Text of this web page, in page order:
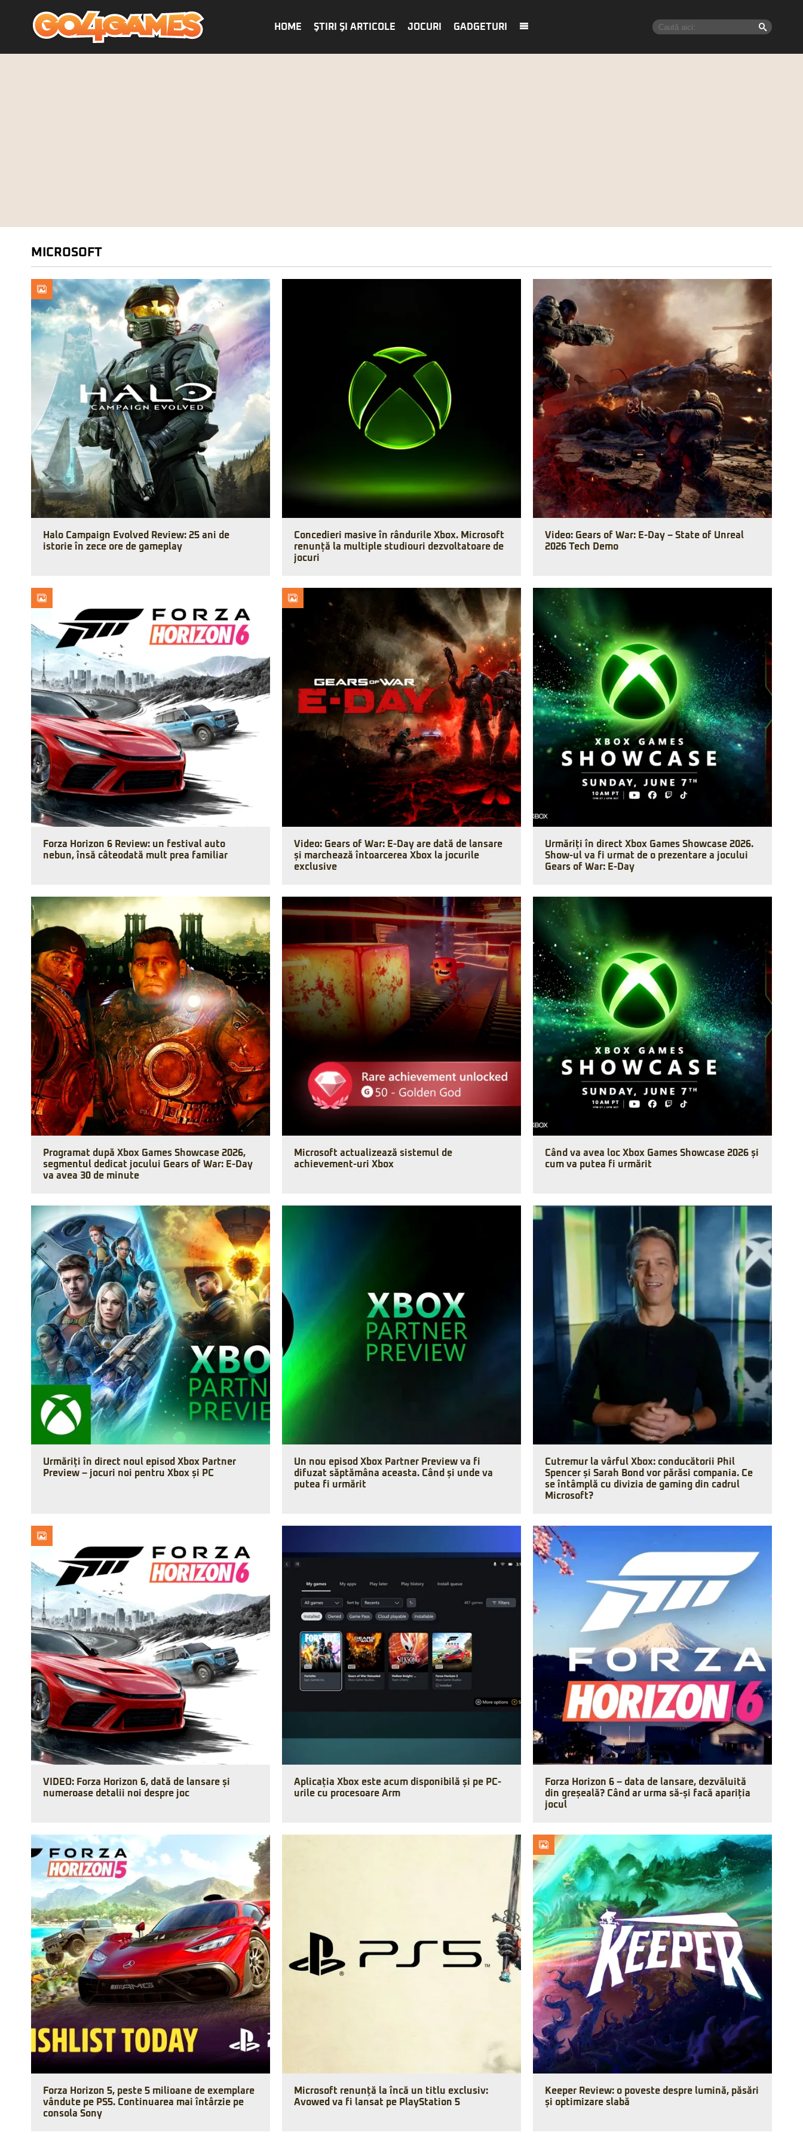
HOME ŞTIRI ŞI ARTICOLE JOCURI GADGETURI
MICROSOFT
Halo Campaign Evolved Review: 25 ani de
istorie în zece ore de gameplay
Concedieri masive în rândurile Xbox. Microsoft
renunță la multiple studiouri dezvoltatoare de
jocuri
Video: Gears of War: E-Day – State of Unreal
2026 Tech Demo
Forza Horizon 6 Review: un festival auto
nebun, însă câteodată mult prea familiar
Video: Gears of War: E-Day are dată de lansare
și marchează întoarcerea Xbox la jocurile
exclusive
Urmăriți în direct Xbox Games Showcase 2026.
Show-ul va fi urmat de o prezentare a jocului
Gears of War: E-Day
Programat după Xbox Games Showcase 2026,
segmentul dedicat jocului Gears of War: E-Day
va avea 30 de minute
Microsoft actualizează sistemul de
achievement-uri Xbox
Când va avea loc Xbox Games Showcase 2026 și
cum va putea fi urmărit
Urmăriți în direct noul episod Xbox Partner
Preview – jocuri noi pentru Xbox și PC
Un nou episod Xbox Partner Preview va fi
difuzat săptămâna aceasta. Când și unde va
putea fi urmărit
Cutremur la vârful Xbox: conducătorii Phil
Spencer și Sarah Bond vor părăsi compania. Ce
se întâmplă cu divizia de gaming din cadrul
Microsoft?
VIDEO: Forza Horizon 6, dată de lansare și
numeroase detalii noi despre joc
Aplicația Xbox este acum disponibilă și pe PC-
urile cu procesoare Arm
Forza Horizon 6 – data de lansare, dezvăluită
din greșeală? Când ar urma să-și facă apariția
jocul
Forza Horizon 5, peste 5 milioane de exemplare
vândute pe PS5. Continuarea mai întârzie pe
consola Sony
Microsoft renunță la încă un titlu exclusiv:
Avowed va fi lansat pe PlayStation 5
Keeper Review: o poveste despre lumină, păsări
și optimizare slabă